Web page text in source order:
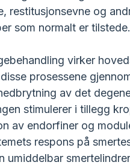
restitusjonsevne og
som normalt er tilstede.
virker
prosessene
av det
stimulerer i tillegg
av endorfiner og
respons på
umiddelbar